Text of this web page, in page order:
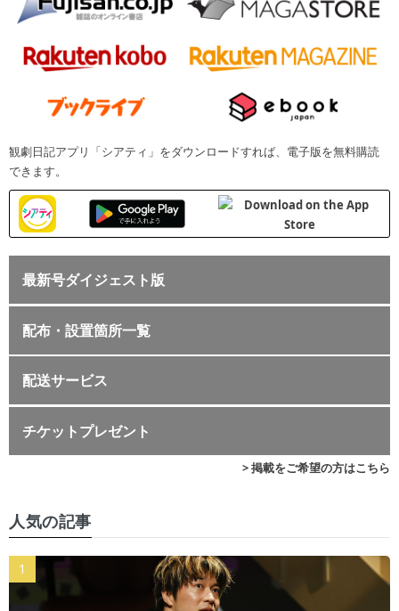
観劇日記アプリ「シアティ」をダウンロードすれば、電子版を無料購読
できます。
最新号ダイジェスト版
配布・設置箇所一覧
配送サービス
チケットプレゼント
> 掲載をご希望の方はこちら
人気の記事